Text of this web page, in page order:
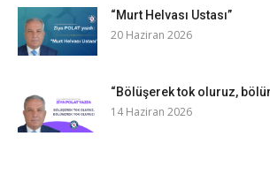
“Murt Helvası Ustası”
20 Haziran 2026
“Bölüşerek tok oluruz,
14 Haziran 2026